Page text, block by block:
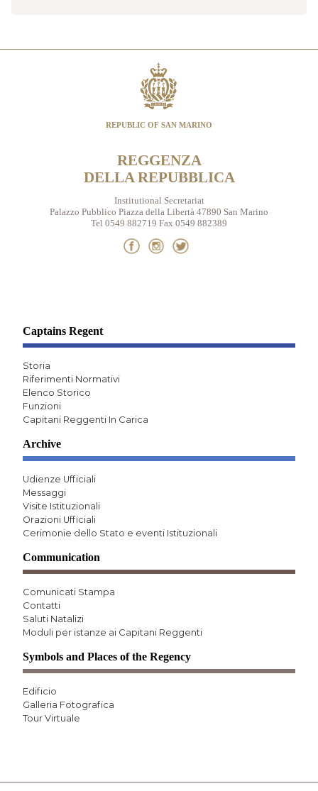
REPUBLIC OF SAN MARINO
REGGENZA
DELLA REPUBBLICA
Institutional Secretariat
Palazzo Pubblico Piazza della Libertà 47890 San Marino
Tel 0549 882719 Fax 0549 882389
Captains Regent
Storia
Riferimenti Normativi
Elenco Storico
Funzioni
Capitani Reggenti In Carica
Archive
Udienze Ufficiali
Messaggi
Visite Istituzionali
Orazioni Ufficiali
Cerimonie dello Stato e eventi Istituzionali
Communication
Comunicati Stampa
Contatti
Saluti Natalizi
Moduli per istanze ai Capitani Reggenti
Symbols and Places of the Regency
Edificio
Galleria Fotografica
Tour Virtuale